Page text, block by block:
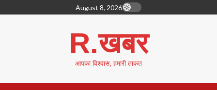
to
August 8, 2026
R.खबर
आपका विश्वास, हमारी ताकत